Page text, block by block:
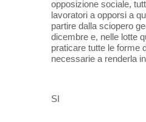
opposizione sociale,
lavoratori a opporsi a
partire dalla sciopero
dicembre e, nelle lotte
praticare tutte le forme
necessarie a renderla
SI